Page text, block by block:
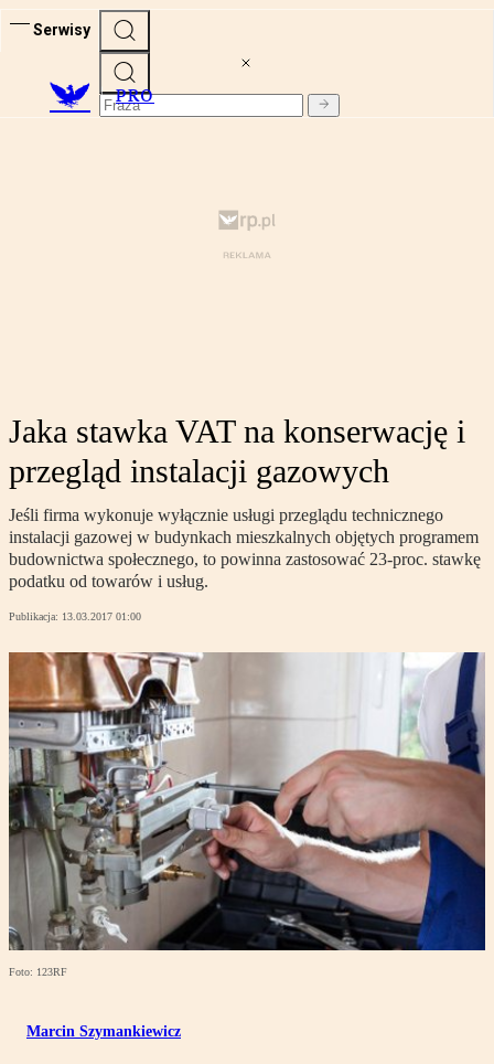
Serwisy
PRO
Jaka stawka VAT na konserwację i
przegląd instalacji gazowych
Jeśli firma wykonuje wyłącznie usługi przeglądu technicznego
instalacji gazowej w budynkach mieszkalnych objętych programem
budownictwa społecznego, to powinna zastosować 23-proc. stawkę
podatku od towarów i usług.
Publikacja: 13.03.2017 01:00
Foto: 123RF
Marcin Szymankiewicz